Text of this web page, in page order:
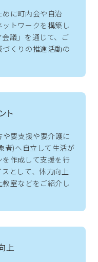
用方法
に町内会や自治
トワークを構築し
議」を通じて、ご
くりの推進活動の
ト
要支援や要介護に
者)へ自立して生活が
作成して支援を行
として、体力向上
室などをご紹介し
上